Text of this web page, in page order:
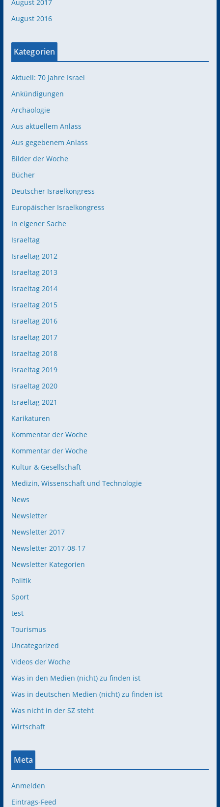
August 2017
August 2016
Kategorien
Aktuell: 70 Jahre Israel
Ankündigungen
Archäologie
Aus aktuellem Anlass
Aus gegebenem Anlass
Bilder der Woche
Bücher
Deutscher Israelkongress
Europäischer Israelkongress
In eigener Sache
Israeltag
Israeltag 2012
Israeltag 2013
Israeltag 2014
Israeltag 2015
Israeltag 2016
Israeltag 2017
Israeltag 2018
Israeltag 2019
Israeltag 2020
Israeltag 2021
Karikaturen
Kommentar der Woche
Kommentar der Woche
Kultur & Gesellschaft
Medizin, Wissenschaft und Technologie
News
Newsletter
Newsletter 2017
Newsletter 2017-08-17
Newsletter Kategorien
Politik
Sport
test
Tourismus
Uncategorized
Videos der Woche
Was in den Medien (nicht) zu finden ist
Was in deutschen Medien (nicht) zu finden ist
Was nicht in der SZ steht
Wirtschaft
Meta
Anmelden
Eintrags-Feed